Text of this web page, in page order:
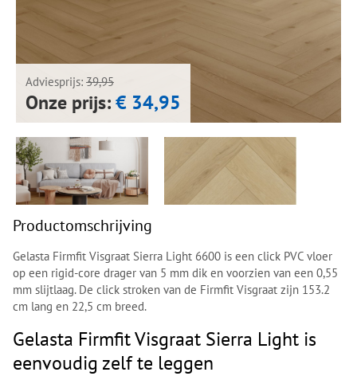
Adviesprijs: 39,95
Onze prijs:€ 34,95
Productomschrijving
Gelasta Firmfit Visgraat Sierra Light 6600 is een click PVC vloer
op een rigid-core drager van 5 mm dik en voorzien van een 0,55
mm slijtlaag. De click stroken van de Firmfit Visgraat zijn 153.2
cm lang en 22,5 cm breed.
Gelasta Firmfit Visgraat Sierra Light is
eenvoudig zelf te leggen